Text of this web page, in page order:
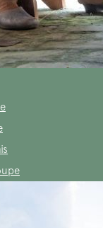
à se
période
styles de
l’identité
de trois
la